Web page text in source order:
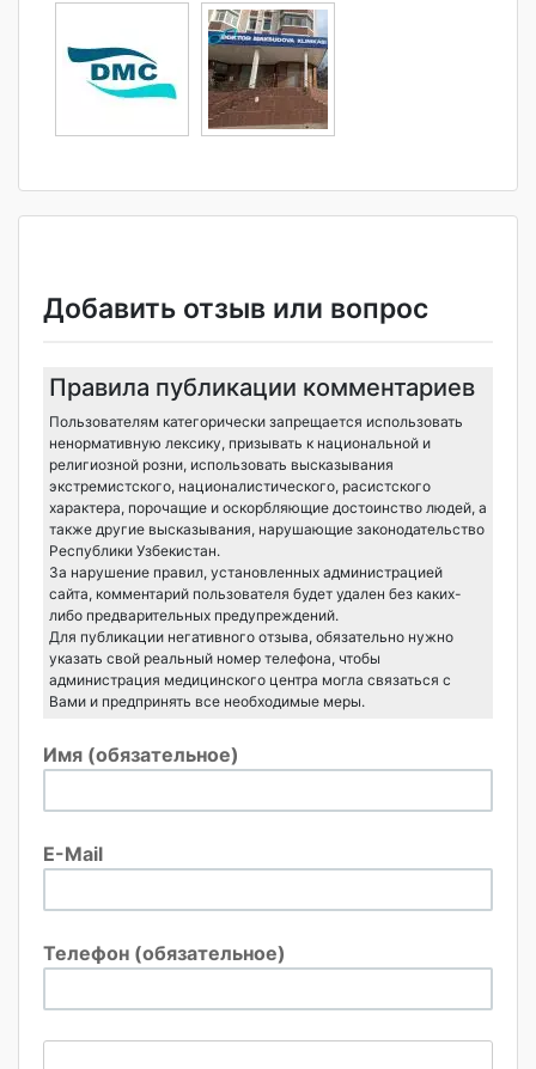
Добавить отзыв или вопрос
Правила публикации комментариев
Пользователям категорически запрещается использовать
ненормативную лексику, призывать к национальной и
религиозной розни, использовать высказывания
экстремистского, националистического, расистского
характера, порочащие и оскорбляющие достоинство людей, а
также другие высказывания, нарушающие законодательство
Республики Узбекистан.
За нарушение правил, установленных администрацией
сайта, комментарий пользователя будет удален без каких-
либо предварительных предупреждений.
Для публикации негативного отзыва, обязательно нужно
указать свой реальный номер телефона, чтобы
администрация медицинского центра могла связаться с
Вами и предпринять все необходимые меры.
Имя (обязательное)
E-Mail
Телефон (обязательное)